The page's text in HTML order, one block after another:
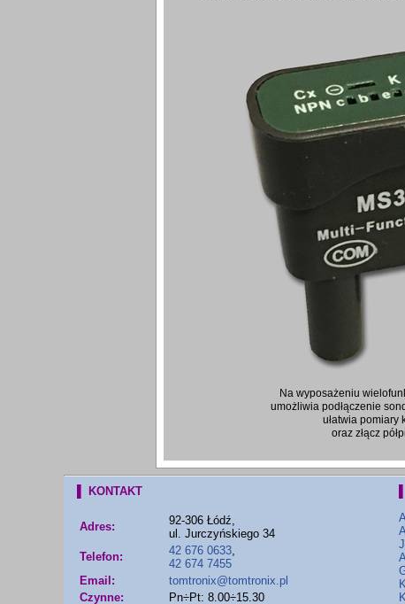
Na wyposażeniu
umożliwia podłączenie
ułatwia pomiary
oraz złącz
▌ KONTAKT
Adres:
92-306 Łódź,
ul. Jurczyńskiego 34
Telefon:
42 676 0633,
42 674 7455
Email:
tomtronix@tomtronix.pl
Czynne:
Pn÷Pt: 8.00÷15.30